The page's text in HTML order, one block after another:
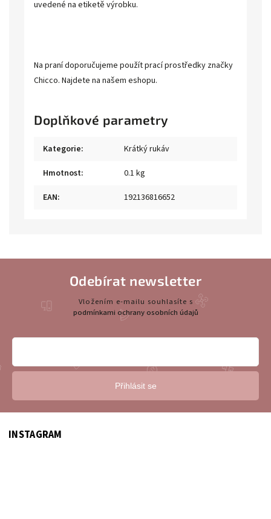
uvedené na etiketě výrobku.
Na praní doporučujeme použít prací prostředky značky
Chicco. Najdete na našem eshopu.
Doplňkové parametry
Kategorie:
Krátký rukáv
Hmotnost:
0.1 kg
EAN: 192136816652
INSTAGRAM
Odebírat newsletter
Vložením e-mailu souhlasíte s
podmínkami ochrany osobních údajů
Přihlásit se